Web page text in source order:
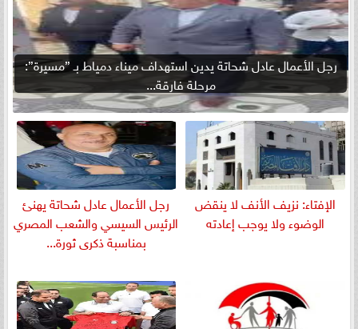
رجل الأعمال عادل شحاتة يدين استهداف ميناء دمياط بـ ”مسيرة”:
مرحلة فارقة...
الإفتاء: نزيف الأنف لا ينقض
الوضوء ولا يوجب إعادته
رجل الأعمال عادل شحاتة يهنئ
الرئيس السيسي والشعب المصري
بمناسبة ذكرى ثورة...